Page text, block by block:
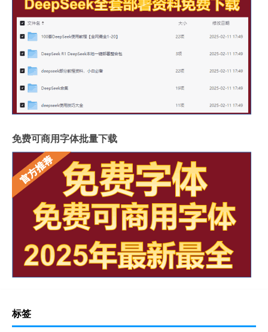
免费可商用字体批量下载
标签